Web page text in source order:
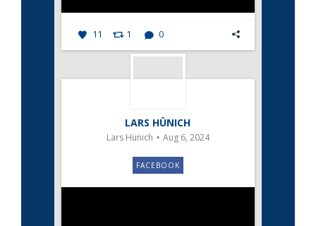
11 1 0
LARS HÜNICH
Lars Hünich Aug 6, 2024
FACEBOOK